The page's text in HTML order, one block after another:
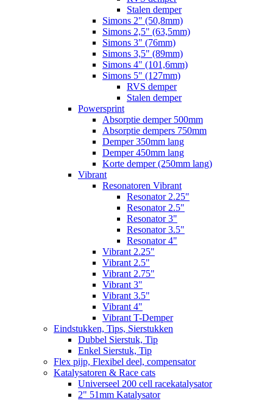
Stalen demper
Simons 2" (50,8mm)
Simons 2,5" (63,5mm)
Simons 3" (76mm)
Simons 3,5" (89mm)
Simons 4" (101,6mm)
Simons 5" (127mm)
RVS demper
Stalen demper
Powersprint
Absorptie demper 500mm
Absorptie dempers 750mm
Demper 350mm lang
Demper 450mm lang
Korte demper (250mm lang)
Vibrant
Resonatoren Vibrant
Resonator 2.25"
Resonator 2.5"
Resonator 3"
Resonator 3.5"
Resonator 4"
Vibrant 2.25"
Vibrant 2.5"
Vibrant 2.75"
Vibrant 3"
Vibrant 3.5"
Vibrant 4"
Vibrant T-Demper
Eindstukken, Tips, Sierstukken
Dubbel Sierstuk, Tip
Enkel Sierstuk, Tip
Flex pijp, Flexibel deel, compensator
Katalysatoren & Race cats
Universeel 200 cell racekatalysator
2" 51mm Katalysator